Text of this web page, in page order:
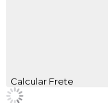
Calcular Frete